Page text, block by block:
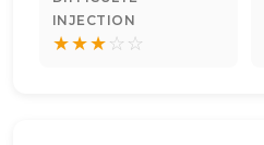
INJECTION
★★★☆ ☆